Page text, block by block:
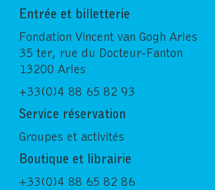
Entrée et billetterie
Fondation Vincent van Gogh Arles
35 ter, rue du Docteur-Fanton
13200 Arles
+33(0)4 88 65 82 93
Service réservation
Groupes et activités
Boutique et librairie
+33(0)4 88 65 82 86